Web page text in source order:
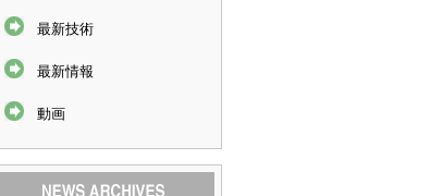
最新技術
最新情報
動画